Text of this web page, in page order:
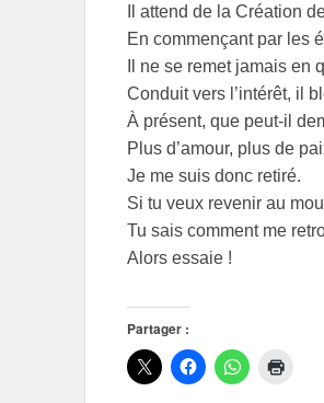
Il attend de la Création
En commençant par les
Il ne se remet jamais en
Conduit vers l’intérêt, il
À présent, que peut-il
Plus d’amour, plus de
Je me suis donc retiré.
Si tu veux revenir au
Tu sais comment me
Alors essaie !
Partager :